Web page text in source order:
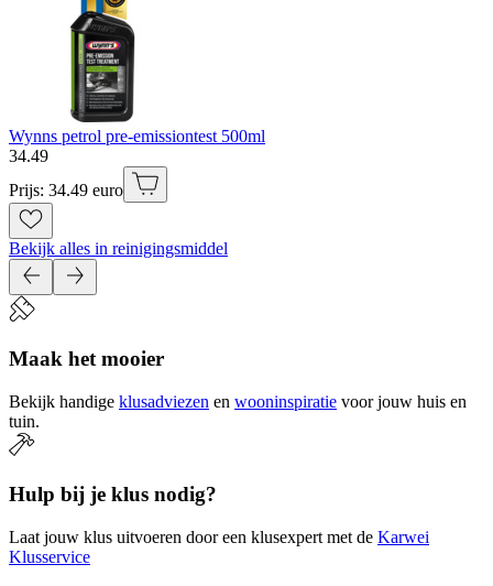
Wynns petrol pre-emissiontest 500ml
34.49
Prijs: 34.49 euro
Bekijk alles in reinigingsmiddel
Maak het mooier
Bekijk handige klusadviezen en wooninspiratie voor jouw huis en
tuin.
Hulp bij je klus nodig?
Laat jouw klus uitvoeren door een klusexpert met de Karwei
Klusservice